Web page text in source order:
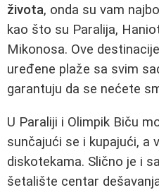
života, onda su vam
kao što su Paralija,
Mikonosa. Ove
uređene plaže sa svim
garantuju da se nećete
U Paraliji i Olimpik Biču
sunčajući se i kupajući, a
diskotekama. Slično je i
šetalište centar